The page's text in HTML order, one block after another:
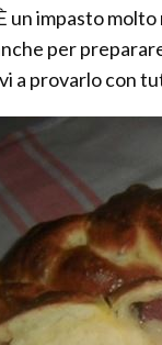
un impasto
per
a provarlo con